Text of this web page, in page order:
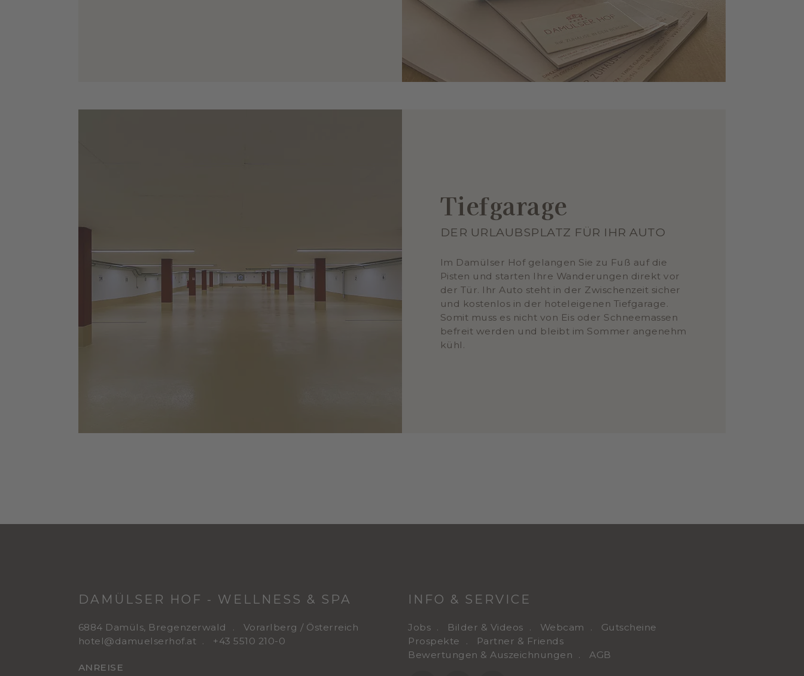
Tiefgarage
DER URLAUBSPLATZ FÜR IHR AUTO
Im Damülser Hof gelangen Sie zu Fuß auf die
Pisten und starten Ihre Wanderungen direkt vor
der Tür. Ihr Auto steht in der Zwischenzeit sicher
und kostenlos in der hoteleigenen Tiefgarage.
Somit muss es nicht von Eis oder Schneemassen
befreit werden und bleibt im Sommer angenehm
kühl.
DAMÜLSER HOF - WELLNESS & SPA
6884 Damüls, Bregenzerwald
Vorarlberg / Österreich
hotel@damuelserhof.at
+43 5510 210-0
ANREISE
INFO & SERVICE
Jobs Bilder & Videos Webcam
Gutscheine
Prospekte
Partner & Friends
Bewertungen & Auszeichnungen
AGB